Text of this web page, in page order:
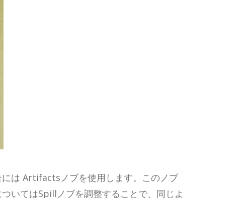
は Artifactsノブを使用します。このノブ
いてはSpillノブを調整することで、同じよ